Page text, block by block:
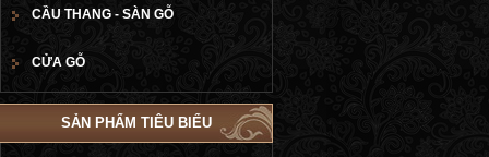
CẦU THANG - SÀN GỖ
CỬA GỖ
SẢN PHẨM TIÊU BIỂU